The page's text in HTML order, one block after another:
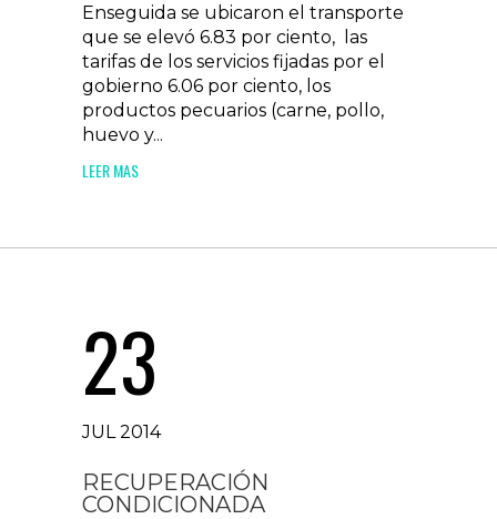
Enseguida se ubicaron el transporte
que se elevó 6.83 por ciento, las
tarifas de los servicios fijadas por el
gobierno 6.06 por ciento, los
productos pecuarios (carne, pollo,
huevo y...
LEER MAS
23
JUL 2014
RECUPERACIÓN
CONDICIONADA